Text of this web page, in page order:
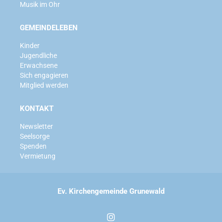
Musik im Ohr
GEMEINDELEBEN
Kinder
Jugendliche
Erwachsene
Sich engagieren
Mitglied werden
KONTAKT
Newsletter
Seelsorge
Spenden
Vermietung
Ev. Kirchengemeinde Grunewald